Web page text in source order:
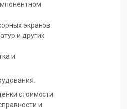
экранов
и других
и
стоимости
и